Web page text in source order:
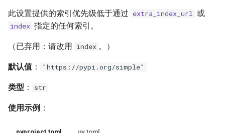
此设置提供的索引优先级低于通过 extra_index_url 或
index 指定的任何索引。
（已弃用：请改用 index 。）
默认值 ： "https://pypi.org/simple"
类型 ： str
使用示例 ：